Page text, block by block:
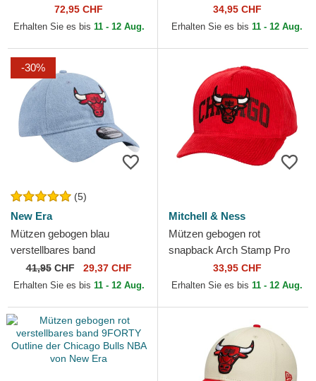
Curved Jacquard Chenille
der Chicago Bulls NBA...
72,95 CHF
Erhalten Sie es bis 11 - 12 Aug.
A Frame der Chicago Bulls
NBA von New Era
34,95 CHF
Erhalten Sie es bis 11 - 12 Aug.
-30%
(5)
New Era
Mützen gebogen blau
verstellbares band
9TWENTY Washed Denim
der Chicago Bulls NBA von
41,95CHF 29,37 CHF
Erhalten Sie es bis 11 - 12 Aug.
Mitchell & Ness
Mützen gebogen rot
snapback Arch Stamp Pro
der Chicago Bulls NBA von
Mitchell & Ness
33,95 CHF
Erhalten Sie es bis 11 - 12 Aug.